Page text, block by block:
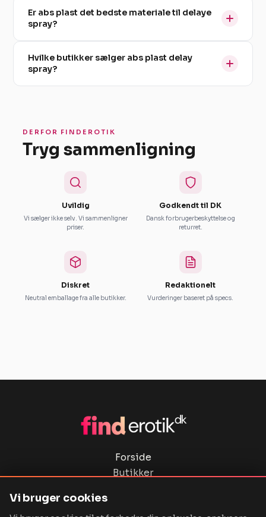
Er abs plast det bedste materiale til delaye
spray?
Hvilke butikker sælger abs plast delay
spray?
DERFOR FINDEROTIK
Tryg sammenligning
Uvildig
Vi sælger ikke selv. Vi sammenligner
priser.
Godkendt til DK
Dansk forbrugerbeskyttelse og
returret.
Diskret
Neutral emballage fra alle butikker.
Redaktionelt
Vurderinger baseret på specs.
Forside
Butikker
Vi bruger cookies